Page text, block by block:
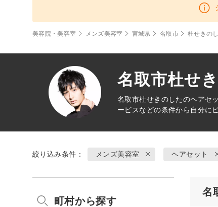
美容院・美容室 メンズ美容室 宮城県 名取市 杜せきの
名取市杜せ
名取市杜せきのしたのヘアセ
ービスなどの条件から自分に
絞り込み条件： メンズ美容室 ヘアセット
名
町村から探す